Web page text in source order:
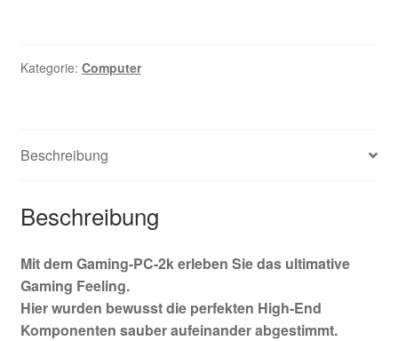
Kategorie: Computer
Beschreibung
Beschreibung
Mit dem Gaming-PC-2k erleben Sie das ultimative
Gaming Feeling.
Hier wurden bewusst die perfekten High-End
Komponenten sauber aufeinander abgestimmt.